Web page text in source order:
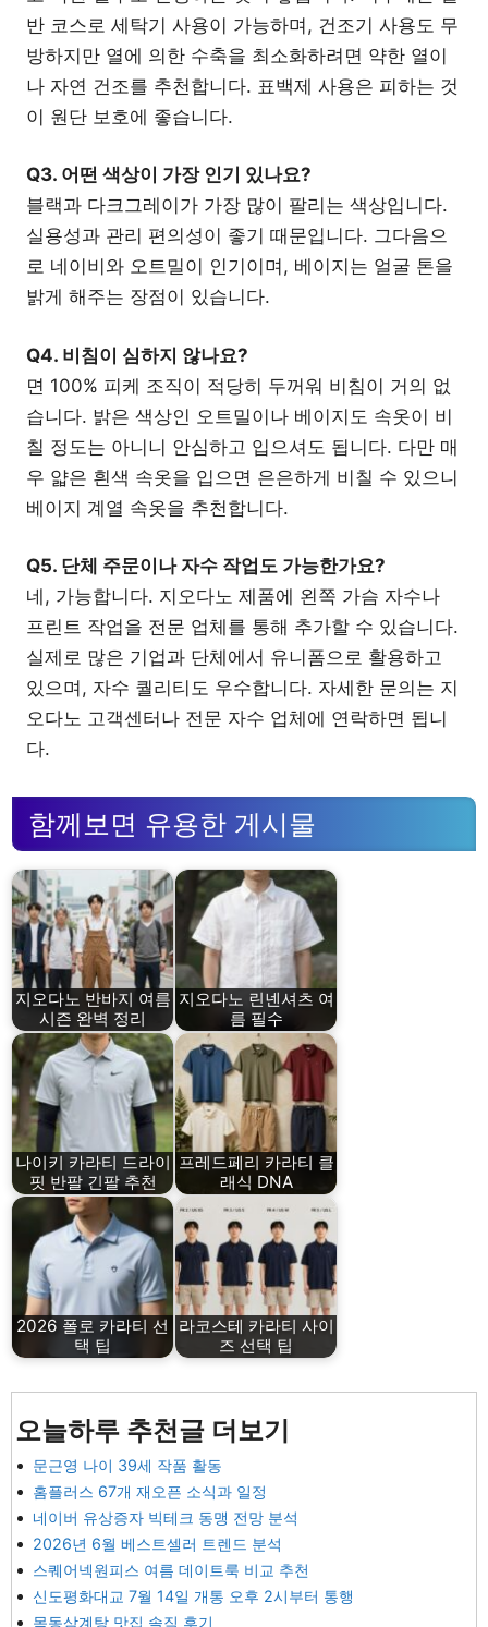
반 코스로 세탁기 사용이 가능하며, 건조기 사용도 무
방하지만 열에 의한 수축을 최소화하려면 약한 열이
나 자연 건조를 추천합니다. 표백제 사용은 피하는 것
이 원단 보호에 좋습니다.
Q3. 어떤 색상이 가장 인기 있나요?
블랙과 다크그레이가 가장 많이 팔리는 색상입니다.
실용성과 관리 편의성이 좋기 때문입니다. 그다음으
로 네이비와 오트밀이 인기이며, 베이지는 얼굴 톤을
밝게 해주는 장점이 있습니다.
Q4. 비침이 심하지 않나요?
면 100% 피케 조직이 적당히 두꺼워 비침이 거의 없
습니다. 밝은 색상인 오트밀이나 베이지도 속옷이 비
칠 정도는 아니니 안심하고 입으셔도 됩니다. 다만 매
우 얇은 흰색 속옷을 입으면 은은하게 비칠 수 있으니
베이지 계열 속옷을 추천합니다.
Q5. 단체 주문이나 자수 작업도 가능한가요?
네, 가능합니다. 지오다노 제품에 왼쪽 가슴 자수나
프린트 작업을 전문 업체를 통해 추가할 수 있습니다.
실제로 많은 기업과 단체에서 유니폼으로 활용하고
있으며, 자수 퀄리티도 우수합니다. 자세한 문의는 지
오다노 고객센터나 전문 자수 업체에 연락하면 됩니
다.
함께보면 유용한 게시물
지오다노 반바지 여름
시즌 완벽 정리
지오다노 린넨셔츠 여
름 필수
나이키 카라티 드라이
핏 반팔 긴팔 추천
프레드페리 카라티 클
래식 DNA
2026 폴로 카라티 선
택 팁
라코스테 카라티 사이
즈 선택 팁
오늘하루 추천글 더보기
문근영 나이 39세 작품 활동
홈플러스 67개 재오픈 소식과 일정
네이버 유상증자 빅테크 동맹 전망 분석
2026년 6월 베스트셀러 트렌드 분석
스퀘어넥원피스 여름 데이트룩 비교 추천
신도평화대교 7월 14일 개통 오후 2시부터 통행
목동삼계탕 맛집 솔직 후기